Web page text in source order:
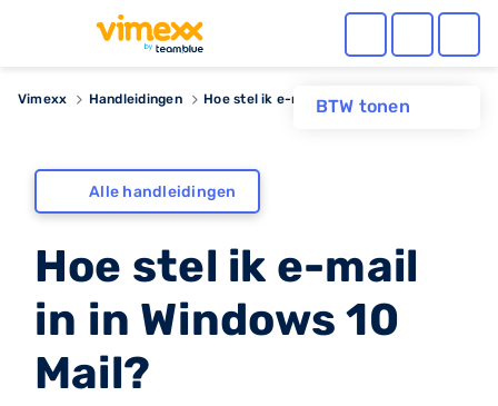
BTW tonen
Vimexx Handleidingen Hoe stel ik e-mail in in Windows 10 Mail?
Alle handleidingen
Hoe stel ik e-mail
in in Windows 10
Mail?